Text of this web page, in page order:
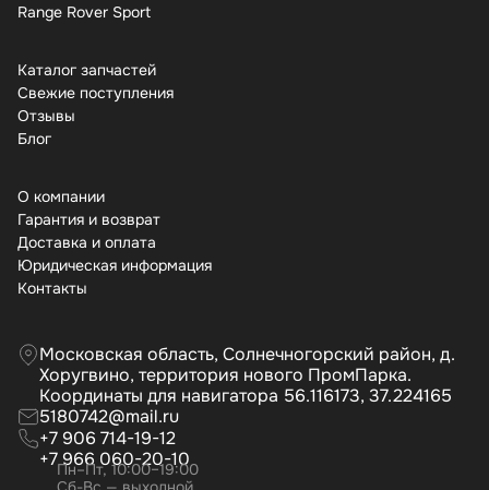
Range Rover Sport
Каталог запчастей
Свежие поступления
Отзывы
Бло
О компании
Гарантия и возврат
Доставка и оплата
Юридическая информация
Контакты
Московская область, Солнечногорский район, д.
Хоругвино, территория нового ПромПарка.
Координаты для навигатора 56.116173, 37.224165
5180742@mail.ru
+7 906 714-19-12
+7 966 060-20-10
Пн–Пт, 10:00–19:00